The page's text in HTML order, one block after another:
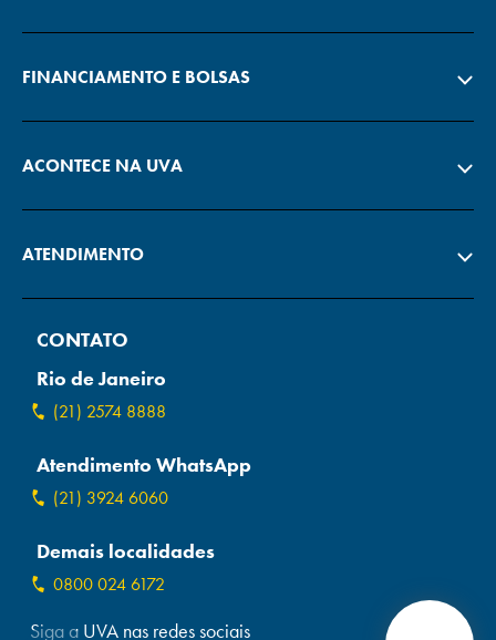
FINANCIAMENTO E BOLSAS
ACONTECE NA UVA
ATENDIMENTO
CONTATO
Rio de Janeiro
(21) 2574 8888
Atendimento WhatsApp
(21) 3924 6060
Demais localidades
0800 024 6172
Siga a UVA nas redes sociais